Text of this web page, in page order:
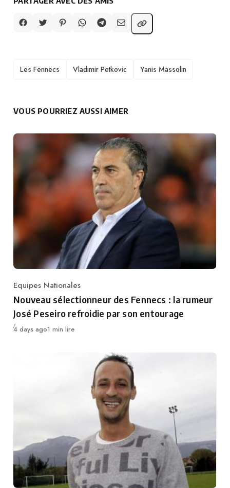
TAGS
Les Fennecs Vladimir Petkovic Yanis Massolin
VOUS POURRIEZ AUSSI AIMER
Category
Equipes Nationales
Nouveau sélectionneur des Fennecs : la rumeur
José Peseiro refroidie par son entourage
Publié
4 days ago1 min lire